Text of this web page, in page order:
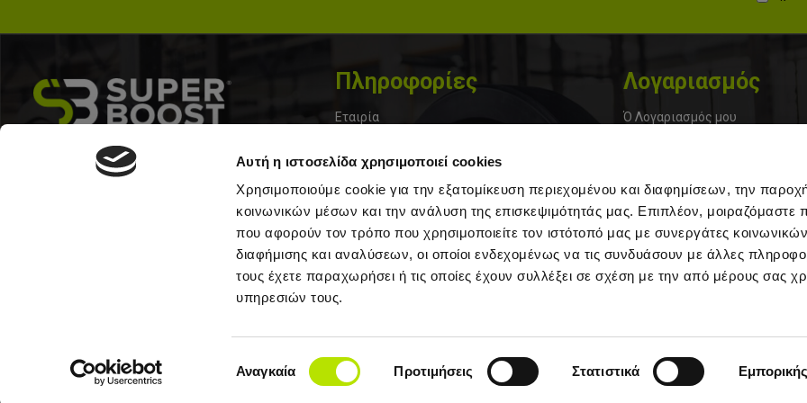
Αυτή η ιστοσελίδα χρησιμοποιεί cookies
Χρησιμοποιούμε cookie για την εξατομίκευση περιεχομένου και διαφημίσεων, την
κοινωνικών μέσων και την ανάλυση της επισκεψιμότητάς μας. Επιπλέον, μοιραζόμαστε
που αφορούν τον τρόπο που χρησιμοποιείτε τον ιστότοπό μας με συνεργάτες
διαφήμισης και αναλύσεων, οι οποίοι ενδεχομένως να τις συνδυάσουν με άλλες
τους έχετε παραχωρήσει ή τις οποίες έχουν συλλέξει σε σχέση με την από μέρους σας
υπηρεσιών τους.
συγκατάθεσης
Αναγκαία Προτιμήσεις Στατιστικά
Σολωμου 33, Περιστερι 12133
+30 210 57 10213
Πληροφορίες
Εταιρία
Όροι Χρήσης
Τρόποι Αποστολής και Πληρωμής
Πολιτική Cookies
Συχνές Ερωτήσεις
Λογαριασμός
Ό Λογαριασμός μου
Μεταφορικά & Πληρωμές
Φόρμα Επιστροφών
Πολιτική Επιστροφών